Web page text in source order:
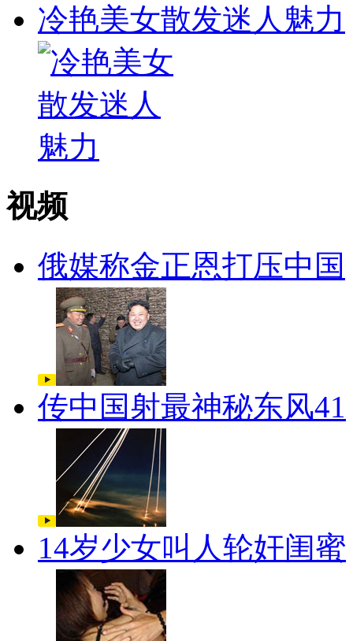
冷艳美女散发迷人魅力
视频
俄媒称金正恩打压中国
传中国射最神秘东风41
14岁少女叫人轮奸闺蜜